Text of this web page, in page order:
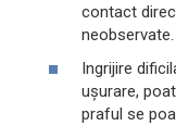
contact
neobservate.
Ingrijire
ușurare,
praful se